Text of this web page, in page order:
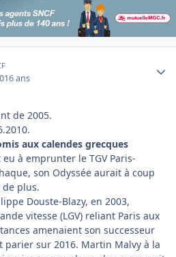
16 ans
de 2005.
aux calendes grecques
eu à emprunter le TGV Paris-
son Odyssée aurait à coup
plus.
Douste-Blazy, en 2003,
vitesse (LGV) reliant Paris aux
amenaient son successeur
parier sur 2016. Martin Malvy à la